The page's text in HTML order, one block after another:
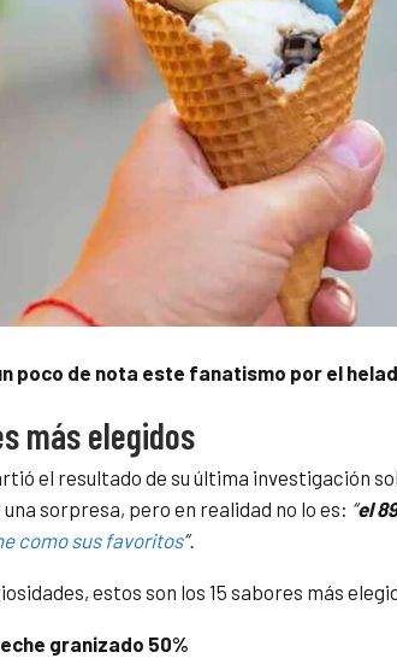
poco de nota este fanatismo por el
más elegidos
el resultado de su última investigación
una sorpresa, pero en realidad no lo es: “el
como sus favoritos”.
estos son los 15 sabores más
granizado 50%